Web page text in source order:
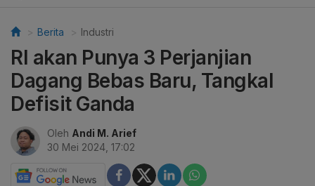
Berita Industri
RI akan Punya 3 Perjanjian
Dagang Bebas Baru, Tangkal
Defisit Ganda
Oleh Andi M. Arief
30 Mei 2024, 17:02